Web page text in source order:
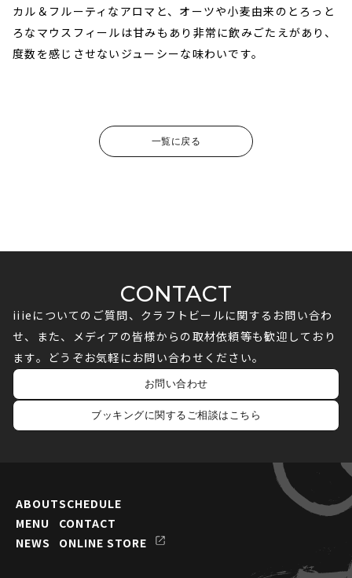
カル＆フルーティなアロマと、オーツや小麦由来のとろっと
ろなマウスフィールは甘みもあり非常に飲みごたえがあり、
度数を感じさせないジューシーな味わいです。
一覧に戻る
CONTACT
iiieについてのご質問、クラフトビールに関するお問い合わ
せ、また、メディアの皆様からの取材依頼等も歓迎しており
ます。どうぞお気軽にお問い合わせください。
お問い合わせ
ブッキングに関するご相談はこちら
ABOUT
MENU
NEWS
SCHEDULE
CONTACT
ONLINE STORE